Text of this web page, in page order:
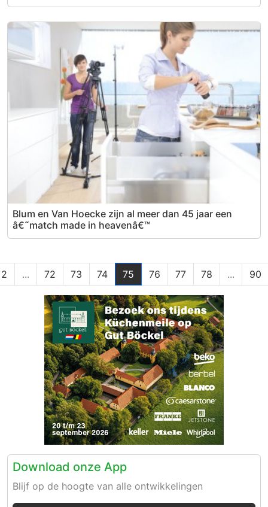
Blum en Van Hoecke zijn al meer dan 45 jaar een
â€˜match made in heavenâ€™
2 ... 72 73 74 75 76 77 78 ... 90
Download onze App
Blijf op de hoogte van alle ontwikkelingen